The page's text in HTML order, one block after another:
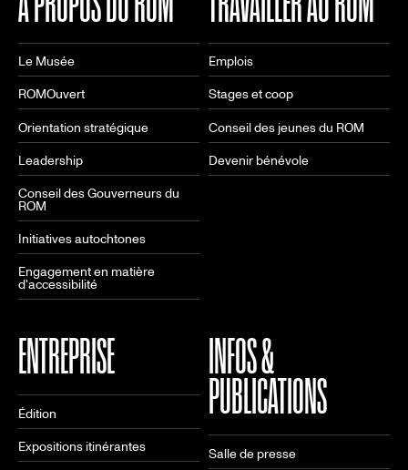
Le Musée
ROMOuvert
Orientation stratégique
Leadership
Conseil des Gouverneurs du
ROM
Initiatives autochtones
Engagement en matière
d'accessibilité
Emplois
Stages et coop
Conseil des jeunes du ROM
Devenir bénévole
ENTREPRISE
Édition
Expositions itinérantes
INFOS &
PUBLICATIONS
Salle de presse